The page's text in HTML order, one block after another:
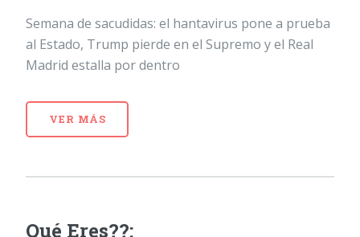
Semana de sacudidas: el hantavirus pone a prueba
al Estado, Trump pierde en el Supremo y el Real
Madrid estalla por dentro
VER MÁS
Qué Eres??: